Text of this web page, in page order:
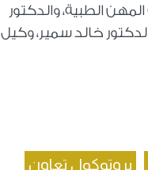
الطبية، والدكتور
خالد سمير، وكيل
بروتوكول تعاون